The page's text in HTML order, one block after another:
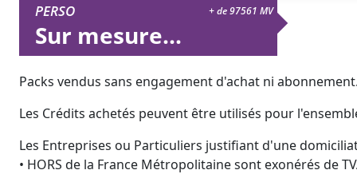
PERSO + de 97561 MV
Sur mesure...
Packs vendus sans engagement d'achat ni
Les Crédits achetés peuvent être utilisés pour
Les Entreprises ou Particuliers justifiant d'une
• HORS de la France Métropolitaine sont exonérés de